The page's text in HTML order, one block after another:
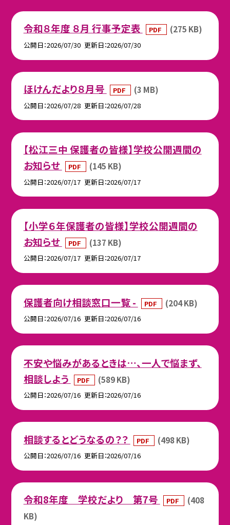
令和８年度 ８月 行事予定表 PDF (275 KB)
公開日 2026/07/30 更新日 2026/07/30
ほけんだより８月号 PDF (3 MB)
公開日 2026/07/28 更新日 2026/07/28
【松江三中 保護者の皆様】学校公開週間の
お知らせ
PDF (145 KB)
公開日 2026/07/17 更新日 2026/07/17
【小学６年保護者の皆様】学校公開週間の
お知らせ
PDF (137 KB)
公開日 2026/07/17 更新日 2026/07/17
保護者向け相談窓口一覧 - PDF (204 KB)
公開日 2026/07/16 更新日 2026/07/16
不安や悩みがあるときは…、一人で悩まず、
相談しよう
PDF (589 KB)
公開日 2026/07/16 更新日 2026/07/16
相談するとどうなるの？？ PDF (498 KB)
公開日 2026/07/16 更新日 2026/07/16
令和8年度 学校だより 第7号 PDF
(408
KB)